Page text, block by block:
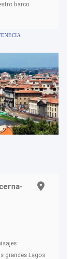
barco
grandes Lagos